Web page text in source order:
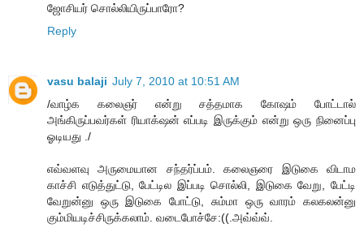
ஜோசியர் சொல்லியிருப்பாரோ?
Reply
vasu balaji July 7, 2010 at 10:51 AM
/வாழ்க கலைஞர் என்று சத்தமாக கோஷம் போட்டால்
அங்கிருப்பவர்கள் ரியாக்‌ஷன் எப்படி இருக்கும் என்று ஒரு நினைப்பு
ஓடியது ./
எவ்வளவு அருமையான சந்தர்ப்பம். கலைஞரை இடுகை விடாம
காச்சி எடுத்துட்டு, பேட்டில இப்படி சொல்லி, இடுகை வேறு, பேட்டி
வேறுன்னு ஒரு இடுகை போட்டு, சும்மா ஒரு வாரம் கலகலன்னு
கும்மியடிச்சிருக்கலாம். வடைபோச்சே:((.அவ்வ்வ்.